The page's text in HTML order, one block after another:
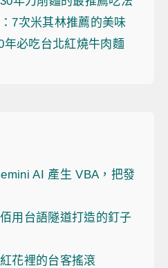
7次米其林推薦的美味
必吃台北紅燒牛肉麵
AI 產生 VBA，把發
用台語隧道打造的釘子
花裡的台客搖滾